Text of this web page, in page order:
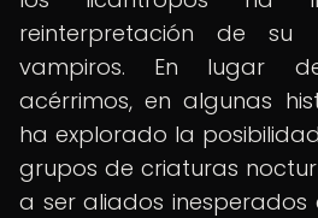
reinterpretación de su
vampiros. En lugar
acérrimos, en algunas
ha explorado la
grupos de criaturas
a ser aliados